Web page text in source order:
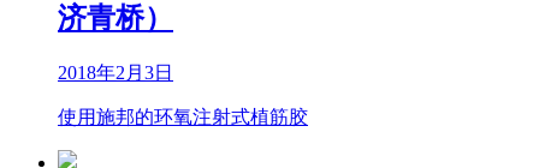
济青桥）
2018年2月3日
使用施邦的环氧注射式植筋胶